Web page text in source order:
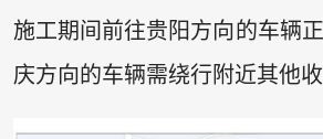
施工期间前往贵阳方向的车辆
庆方向的车辆需绕行附近其他收